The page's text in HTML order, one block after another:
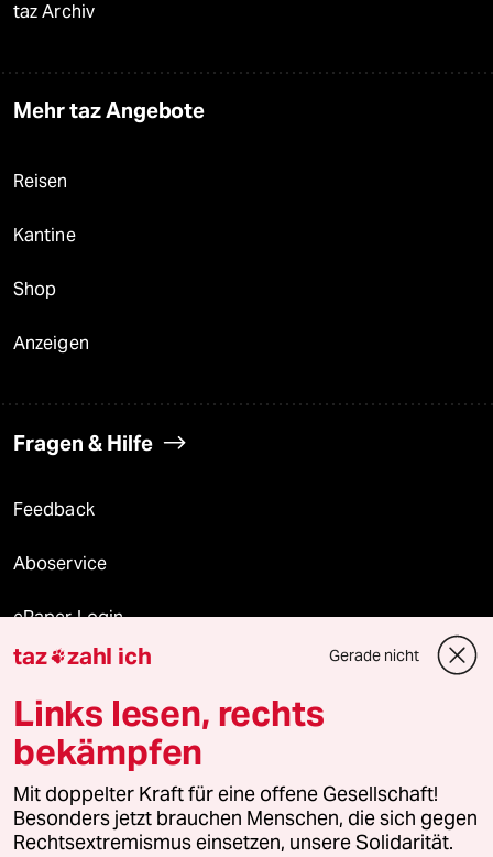
taz Archiv
Mehr taz Angebote
Reisen
Kantine
Shop
Anzeigen
Fragen & Hilfe
Feedback
Aboservice
ePaper Login
Downloads für Abonnierende
© 2026 taz Verlags und Vertriebs GmbH
Alle Rechte vorbehalten. Bei rechtlichen Fragen oder für Genehmigungen
wenden Sie sich bitte an lizenzen@taz.de
taz zahl ich Gerade nicht
Links lesen, rechts
bekämpfen
Mit doppelter Kraft für eine offene Gesellschaft!
Besonders jetzt brauchen Menschen, die sich gegen
Rechtsextremismus einsetzen, unsere Solidarität.